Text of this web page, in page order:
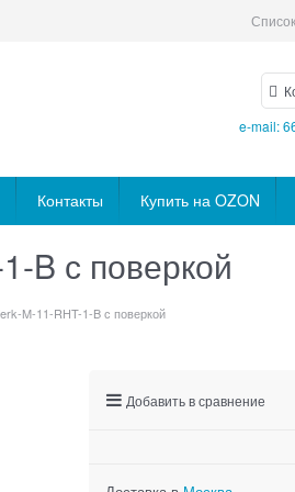
e-mail:
Контакты Купить на OZON
B с поверкой
M-11-RHT-1-B с поверкой
Добавить в сравнение